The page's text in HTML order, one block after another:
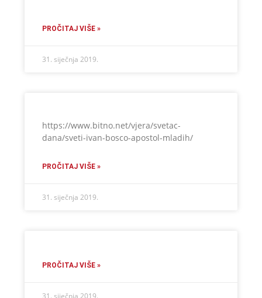
PROČITAJ VIŠE »
31. siječnja 2019.
https://www.bitno.net/vjera/svetac-
dana/sveti-ivan-bosco-apostol-mladih/
PROČITAJ VIŠE »
31. siječnja 2019.
PROČITAJ VIŠE »
31. siječnja 2019.